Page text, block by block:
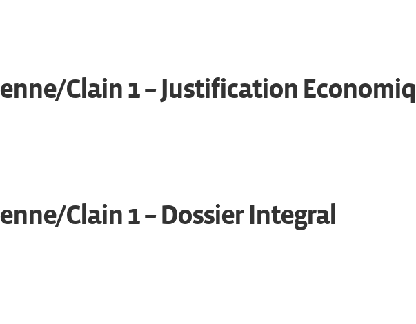
Clain 1 – Justification
Clain 1 – Dossier Integral